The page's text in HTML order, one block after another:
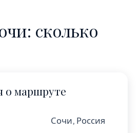
сколько
маршруте
Сочи, Россия